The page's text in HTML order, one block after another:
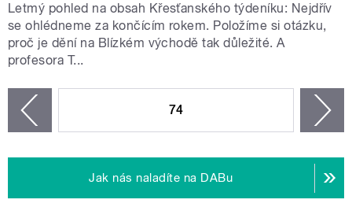
Letmý pohled na obsah Křesťanského týdeníku: Nejdřív
se ohlédneme za končícím rokem. Položíme si otázku,
proč je dění na Blízkém východě tak důležité. A
profesora T...
74
Jak nás naladíte na DABu